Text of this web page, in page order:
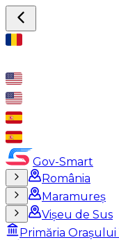
Gov-Smart
România
Maramureș
Vișeu de Sus
Primăria Orașului